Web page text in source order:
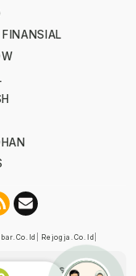
Rejogja.co.id
Pers